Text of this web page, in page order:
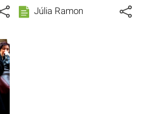
Júlia Ramon